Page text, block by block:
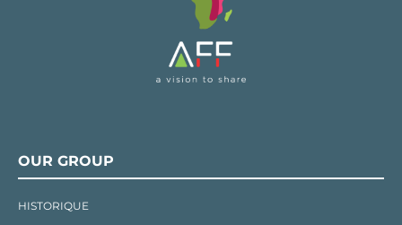
OUR GROUP
HISTORIQUE